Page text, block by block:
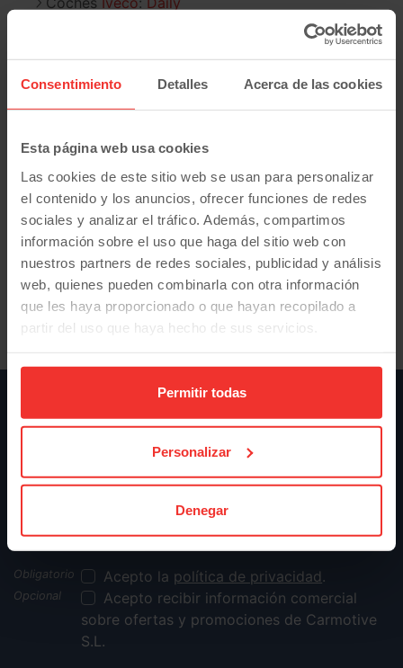
Consentimiento Detalles Acerca de las cookies
Esta página web usa cookies
Las cookies de este sitio web se usan para personalizar
el contenido y los anuncios, ofrecer funciones de redes
sociales y analizar el tráfico. Además, compartimos
información sobre el uso que haga del sitio web con
nuestros partners de redes sociales, publicidad y análisis
web, quienes pueden combinarla con otra información
que les haya proporcionado o que hayan recopilado a
partir del uso que haya hecho de sus servicios.
Permitir todas
Personalizar
Denegar
CochesMercedes-Benz:Sprinter
V 220
CochesNissan
Interstar
CochesOpel:Combo
Movano
Proace City
CochesVolkswagen:Crafter Transporter
Inicio
Vehículos industriales de segunda mano en
Madrid
Ford
Transit courier
OFERTAS Y PROMOCIONES
Sigue nuestro boletín
Suscríbete
Acepto la política de privacidad.
Acepto recibir información comercial
sobre ofertas y promociones de Carmotive
S.L.